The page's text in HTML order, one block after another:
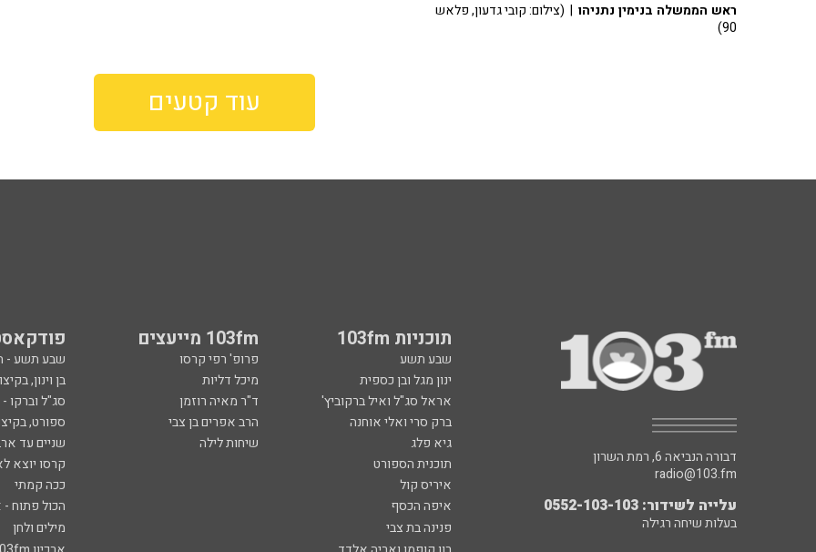
ראש הממשלה בנימין נתניהו | (צילום: קובי גדעון, פלאש
90)
עוד קטעים
תוכניות 103fm 103fm מייעצים
שבע תשע פרופ' רפי קרסו שבע תשע -
ינון מגל ובן כספית
מיכל דליות בן וינון,
אראל סג"ל ואיל ברקוביץ'
ד"ר מאיה רוזמן סג"ל וברקו
ברק סרי ואלי אוחנה
הרב אפרים בן צבי ספורט,
גיא פלג
שיחות לילה שניים עד
תוכנית הספורט
קרסו יוצא
איריס קול
ככה קמתי
איפה הכסף
הכול פתוח -
פנינה בת צבי
מילים ולחן
דבורה הנביאה 6, רמת השרון
radio@103.fm
עלייה לשידור: 0552-103-103
בעלות שיחה רגילה